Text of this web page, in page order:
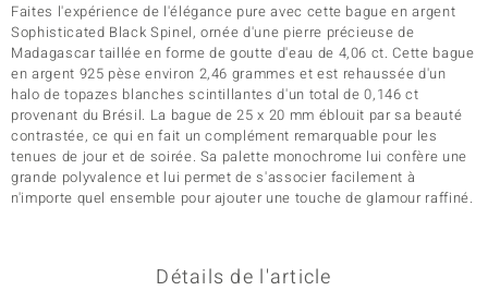
Faites l'expérience de l'élégance pure avec cette bague en argent
Sophisticated Black Spinel, ornée d'une pierre précieuse de
Madagascar taillée en forme de goutte d'eau de 4,06 ct. Cette bague
en argent 925 pèse environ 2,46 grammes et est rehaussée d'un
halo de topazes blanches scintillantes d'un total de 0,146 ct
provenant du Brésil. La bague de 25 x 20 mm éblouit par sa beauté
contrastée, ce qui en fait un complément remarquable pour les
tenues de jour et de soirée. Sa palette monochrome lui confère une
grande polyvalence et lui permet de s'associer facilement à
n'importe quel ensemble pour ajouter une touche de glamour raffiné.
Détails de l'article